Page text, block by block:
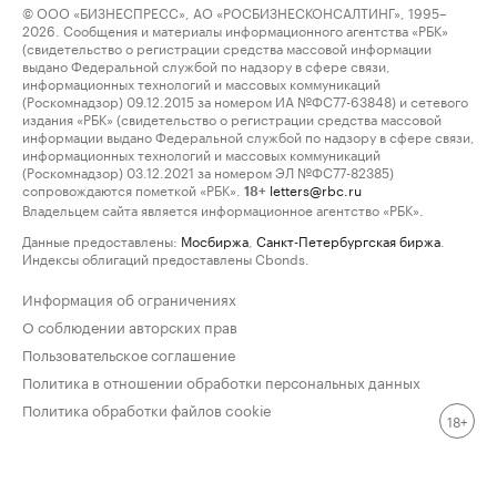
© ООО «БИЗНЕСПРЕСС», АО «РОСБИЗНЕСКОНСАЛТИНГ», 1995–
2026. Сообщения и материалы информационного агентства «РБК»
(свидетельство о регистрации средства массовой информации
выдано Федеральной службой по надзору в сфере связи,
информационных технологий и массовых коммуникаций
(Роскомнадзор) 09.12.2015 за номером ИА №ФС77-63848) и сетевого
издания «РБК» (свидетельство о регистрации средства массовой
информации выдано Федеральной службой по надзору в сфере связи,
информационных технологий и массовых коммуникаций
(Роскомнадзор) 03.12.2021 за номером ЭЛ №ФС77-82385)
сопровождаются пометкой «РБК».
18+ letters@rbc.ru
Владельцем сайта является информационное агентство «РБК».
Данные предоставлены: Мосбиржа Санкт-Петербургская биржа
Индексы облигаций предоставлены Cbonds.
Информация об ограничениях
О соблюдении авторских прав
Пользовательское соглашение
Политика в отношении обработки персональных данных
Политика обработки файлов cookie
18+